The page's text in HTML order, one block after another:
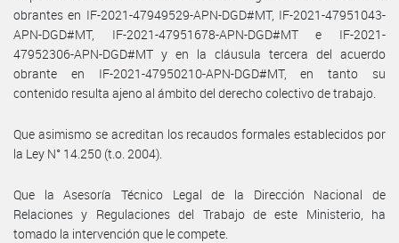
obrantes en IF-2021-47949529-APN-DGD#MT, IF-2021-47951043-
APN-DGD#MT, IF-2021-47951678-APN-DGD#MT e IF-2021-
47952306-APN-DGD#MT y en la cláusula tercera del acuerdo
obrante en IF-2021-47950210-APN-DGD#MT, en tanto su
contenido resulta ajeno al ámbito del derecho colectivo de trabajo.
Que asimismo se acreditan los recaudos formales establecidos por
la Ley N° 14.250 (t.o. 2004).
Que la Asesoría Técnico Legal de la Dirección Nacional de
Relaciones y Regulaciones del Trabajo de este Ministerio, ha
tomado la intervención que le compete.